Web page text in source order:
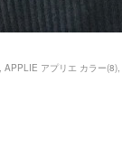
APPLIE アプリエ カラー(8)